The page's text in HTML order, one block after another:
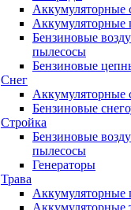
Аккумуляторные
Бензиновые
пылесосы
Бензиновые
Снег
Аккумуляторные
Бензиновые
Стройка
Бензиновые
пылесосы
Генераторы
Трава
Аккумуляторные
Аккумуляторные